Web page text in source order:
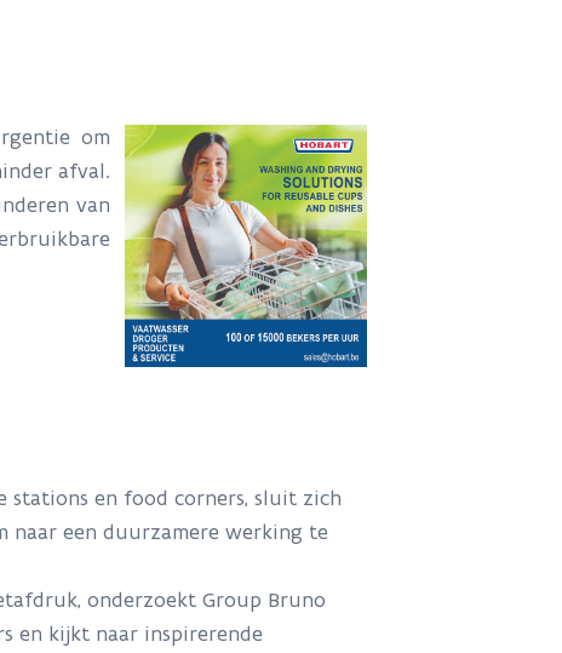
om
afval.
van
stations en food corners, sluit zich
naar een duurzamere werking te
onderzoekt Group Bruno
en kijkt naar inspirerende